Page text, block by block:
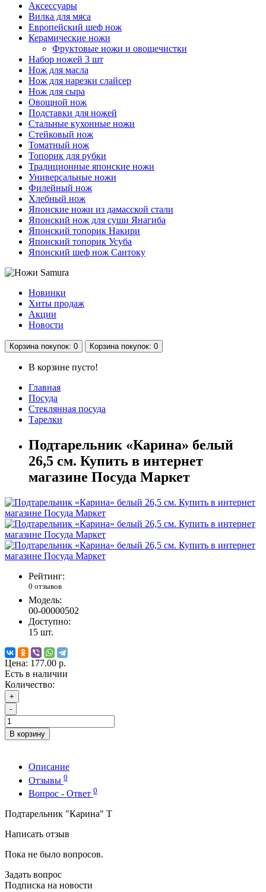
Аксессуары
Вилка для мяса
Европейский шеф нож
Керамические ножи
Фруктовые ножи и овощечистки
Набор ножей 3 шт
Нож для масла
Нож для нарезки слайсер
Нож для сыра
Овощной нож
Подставки для ножей
Стальные кухонные ножи
Стейковый нож
Томатный нож
Топорик для рубки
Традиционные японские ножи
Универсальные ножи
Филейный нож
Хлебный нож
Японские ножи из дамасской стали
Японский нож для суши Янагиба
Японский топорик Накири
Японский топорик Усуба
Японский шеф нож Сантоку
Новинки
Хиты продаж
Акции
Новости
Корзинапокупок: 0 Корзинапокупок: 0
В корзине пусто!
Главная
Посуда
Стеклянная посуда
Тарелки
Подтарельник «Карина» белый
26,5 см. Купить в интернет
магазине Посуда Маркет
Рейтинг:
0 отзывов
Модель:
00-00000502
Доступно:
15 шт.
Цена: 177.00 р.
Есть в наличии
Количество:
+
-
В корзину
Описание
Отзывы 0
Вопрос - Ответ 0
Подтарельник "Карина" Т
Написать отзыв
Пока не было вопросов.
Задать вопрос
Подписка на новости